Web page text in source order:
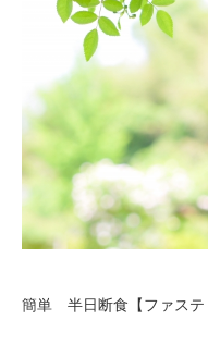
簡単 半日断食【ファステ